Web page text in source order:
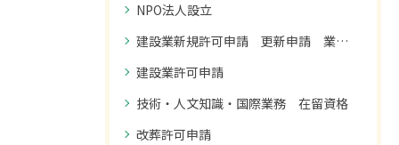
NPO法人設立
建設業新規許可申請 更新申請 業種追加申請
建設業許可申請
技術・人文知識・国際業務 在留資格
改葬許可申請